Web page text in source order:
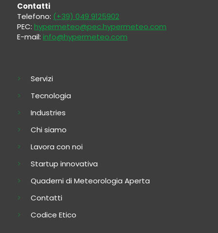
Contatti
Telefono: (+39) 049 9125902
PEC: hypermeteo@pec.hypermeteo.com
E-mail: info@hypermeteo.com
Servizi
Tecnologia
Industries
Chi siamo
Lavora con noi
Startup innovativa
Quaderni di Meteorologia Aperta
Contatti
Codice Etico